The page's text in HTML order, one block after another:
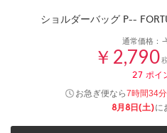
ショルダーバッグ P--
通常価格：
￥2,790
27 ポイ
お急ぎ便なら7時間34
8月8日(土)に